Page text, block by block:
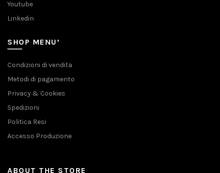
Youtube
Linkedin
SHOP MENU’
Condizioni di vendita
Metodi di pagamento
Privacy & Cookies
Spedizioni
Politica Resi
Accesso Produzione
ABOUT THE STORE